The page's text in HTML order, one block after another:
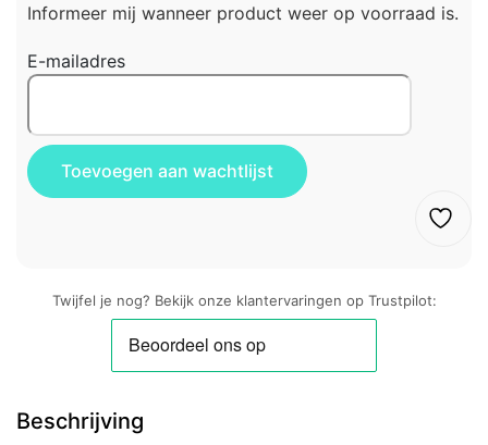
Informeer mij wanneer product weer op voorraad is.
E-mailadres
Twijfel je nog? Bekijk onze klantervaringen op Trustpilot:
Beschrijving